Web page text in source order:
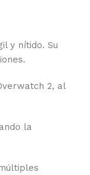
y nítido. Su
2, al
la